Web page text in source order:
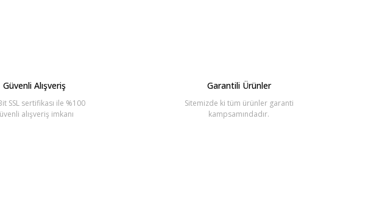
Güvenli Alışveriş
SSL sertifikası ile %100
alışveriş imkanı
Garantili Ürünler
Sitemizde ki tüm ürünler garanti
kampsamındadır.